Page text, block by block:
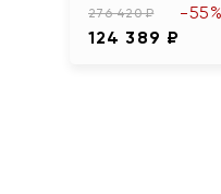
276 420 ₽
124 389 ₽
-55%